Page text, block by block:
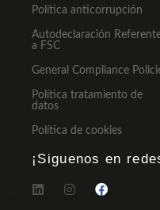
Política anticorrupción
Autodeclaración
a FSC
General Compliance
Política tratamiento de
datos
Política de cookies
¡Siguenos en